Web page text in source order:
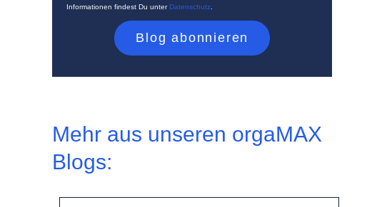
Informationen findest Du unterDatenschutz
Mehr aus unseren orgaMAX
Blogs: